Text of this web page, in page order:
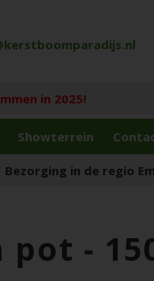
in 2025!
Showterrein
Bezorging in de regio
-